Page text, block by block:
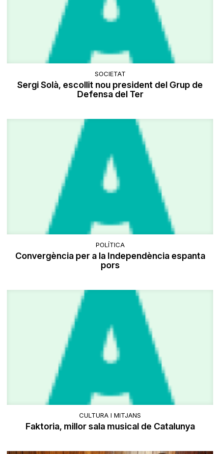
SOCIETAT
Sergi Solà, escollit nou president del Grup de
Defensa del Ter
POLÍTICA
Convergència per a la Independència espanta
pors
CULTURA I MITJANS
Faktoria, millor sala musical de Catalunya